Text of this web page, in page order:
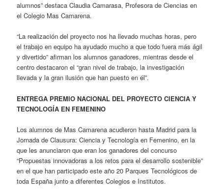
alumnos” destaca Claudia Camarasa, Profesora de Ciencias en
el Colegio Mas Camarena.
“La realización del proyecto nos ha llevado muchas horas, pero
el trabajo en equipo ha ayudado mucho a que todo fuera más ágil
y divertido” afirman los alumnos ganadores, mientras desde el
centro destacaron el “gran nivel de trabajo, la investigación
llevada y la gran ilusión que han puesto en él”.
ENTREGA PREMIO NACIONAL DEL PROYECTO CIENCIA Y
TECNOLOGÍA EN FEMENINO
Los alumnos de Mas Camarena acudieron hasta Madrid para la
Jornada de Clausura: Ciencia y Tecnología en Femenino, en la
que les anunciaron que eran los ganadores del concurso
“Propuestas innovadoras a los retos para el desarrollo sostenible”
en el que han participado este año 20 Parques Tecnológicos de
toda España junto a diferentes Colegios e Institutos.